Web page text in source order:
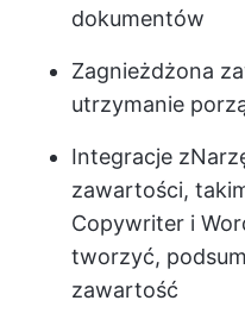
dokumentów
Zagnieżdżona
utrzymanie
Integracje z
zawartości,
Copywriter i
tworzyć,
zawartość